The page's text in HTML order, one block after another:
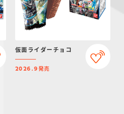
仮面ライダーチョコ
2026.9発売